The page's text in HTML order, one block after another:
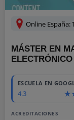
Online España:
MÁSTER EN
ELECTRÓNICO
ESCUELA EN
4.3
ACREDITACIONES